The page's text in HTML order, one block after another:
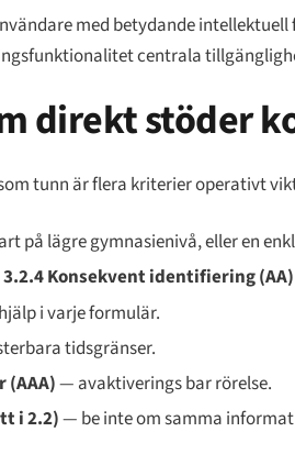
med betydande
centrala
direkt stöder
tunn är flera kriterier operativt
på lägre gymnasienivå, eller en
3.2.4 Konsekvent identifiering (AA)
i varje formulär.
tidsgränser.
— avaktiverings bar rörelse.
i 2.2)— be inte om samma